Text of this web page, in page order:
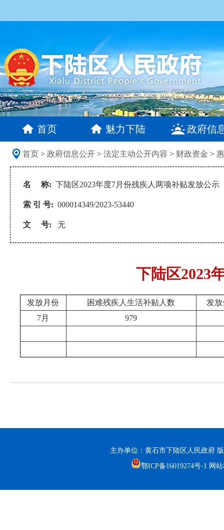
首页 魅力下陆 政府信
首页 > 政府信息公开 > 法定主动公开内容 > 财政资金 >
名 称: 下陆区2023年度7月份残疾人两项补贴发放公示
索 引 号: 000014349/2023-53440
文 号: 无
下陆区2023
发放月份 困难残疾人生活补贴人数
发
7月
979
主办单位：黄石市下陆区人民政府
鄂ICP备16019274号-1 网